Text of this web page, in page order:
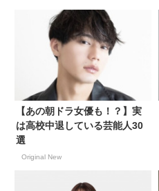
【あの朝ドラ女優も！？】実
は高校中退している芸能人30
選
Original New